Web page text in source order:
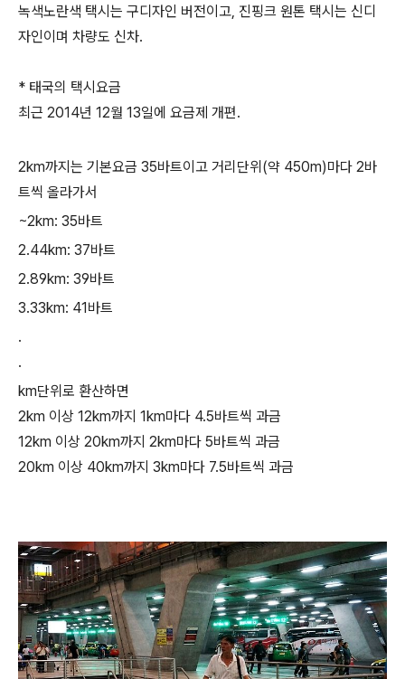
녹색노란색 택시는 구디자인 버전이고, 진핑크 원톤 택시는 신디
자인이며 차량도 신차.
* 태국의 택시요금
최근 2014년 12월 13일에 요금제 개편.
2km까지는 기본요금 35바트이고 거리단위(약 450m)마다 2바
트씩 올라가서
~2km: 35바트
2.44km: 37바트
2.89km: 39바트
3.33km: 41바트
.
.
km단위로 환산하면
2km 이상 12km까지 1km마다 4.5바트씩 과금
12km 이상 20km까지 2km마다 5바트씩 과금
20km 이상 40km까지 3km마다 7.5바트씩 과금